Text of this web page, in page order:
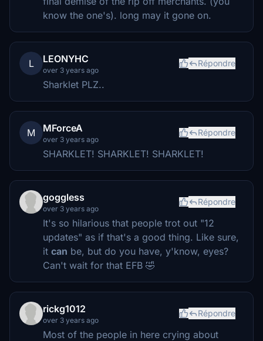
know the one's). long may it gone on.
L LEONYHC
over 3 years ago
Répondre
Sharklet PLZ..
M MForceA
over 3 years ago
Répondre
SHARKLET! SHARKLET! SHARKLET!
goggless
over 3 years ago
Répondre
It's so hilarious that people trot out "12
updates" as if that's a good thing. Like sure,
it can be, but do you have, y'know, eyes?
Can't wait for that EFB 🤣
rickg1012
over 3 years ago
Répondre
Most of the people in here crying about